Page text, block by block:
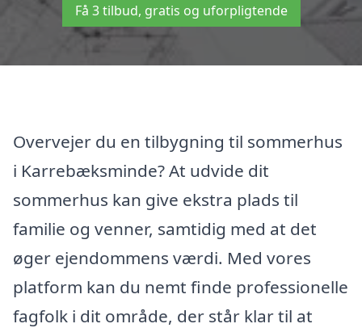
Få 3 tilbud, gratis og uforpligtende
Overvejer du en tilbygning til sommerhus
i Karrebæksminde? At udvide dit
sommerhus kan give ekstra plads til
familie og venner, samtidig med at det
øger ejendommens værdi. Med vores
platform kan du nemt finde professionelle
fagfolk i dit område, der står klar til at